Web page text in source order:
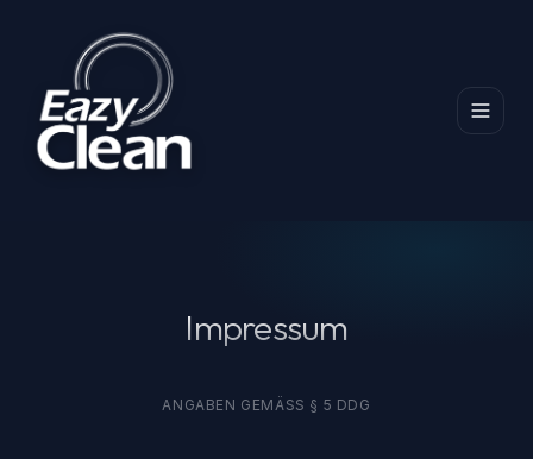
Startseite Impressum
Impressum
ANGABEN GEMÄSS § 5 DDG